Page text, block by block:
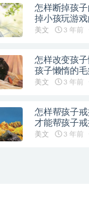
怎样断掉孩
掉小孩玩游
美文 3 年前
怎样改变孩
孩子懒惰的毛
美文 3 年前
怎样帮孩子
才能帮孩子
美文 3 年前